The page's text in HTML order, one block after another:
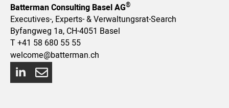
Batterman Consulting Basel AG®
Executives-, Experts- & Verwaltungsrat-Search
Byfangweg 1a, CH-4051 Basel
T+41 58 680 55 55
welcome@batterman.ch